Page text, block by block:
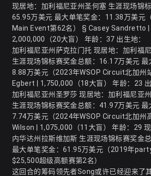
现居地：加利福尼亚州圣何塞 生涯现场锦标
65.95万美元 最大单笔奖金：11.38万美元
Main Event第62名） § Casey Sandretto |
2,000,000（20大盲） 年龄：37 出生地：
加利福尼亚州萨克拉门托 现居地：加利福
生涯现场锦标赛奖金总额：16.17万美元 最
8.88万美元（2023年WSOP Circuit北加州
Egbert | 1,750,000（18大盲） 年龄：23 出
加利福尼亚州圣罗莎 现居地：加利福尼亚
生涯现场锦标赛奖金总额：41.97万美元 最
7.74万美元（2024年WSOP Circuit北加州
Wilson | 1,075,000（11大盲） 年龄：29 现
内华达州拉斯维加斯 生涯现场锦标赛奖金
最大单笔奖金：61.95万美元（2019年
$25,500超级高额赛第2名）
这回合的筹码领先者Song或许已经迎来了